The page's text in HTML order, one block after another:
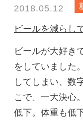
2018.05.12
ビールを減らし
ビールが大好き
をしていました
してしまい、数
こで、一大決心
低下。体重も低